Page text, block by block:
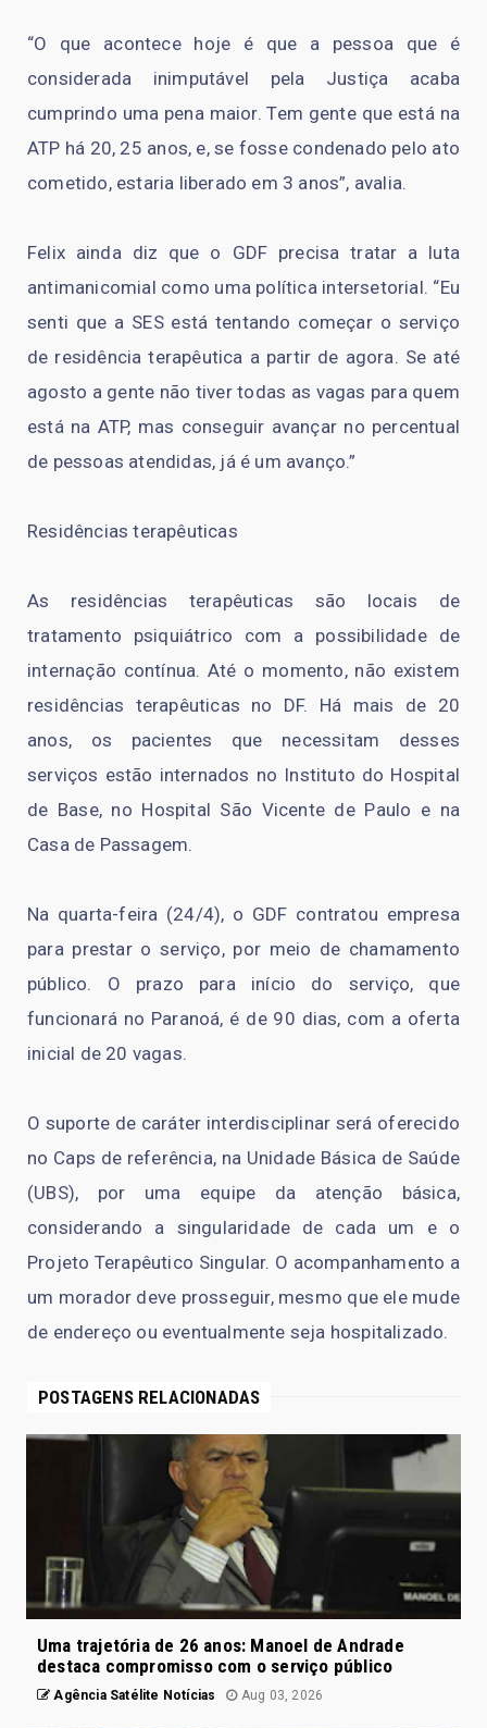
“O que acontece hoje é que a pessoa que é
considerada inimputável pela Justiça acaba
cumprindo uma pena maior. Tem gente que está na
ATP há 20, 25 anos, e, se fosse condenado pelo ato
cometido, estaria liberado em 3 anos”, avalia.
Felix ainda diz que o GDF precisa tratar a luta
antimanicomial como uma política intersetorial. “Eu
senti que a SES está tentando começar o serviço
de residência terapêutica a partir de agora. Se até
agosto a gente não tiver todas as vagas para quem
está na ATP, mas conseguir avançar no percentual
de pessoas atendidas, já é um avanço.”
Residências terapêuticas
As residências terapêuticas são locais de
tratamento psiquiátrico com a possibilidade de
internação contínua. Até o momento, não existem
residências terapêuticas no DF. Há mais de 20
anos, os pacientes que necessitam desses
serviços estão internados no Instituto do Hospital
de Base, no Hospital São Vicente de Paulo e na
Casa de Passagem.
Na quarta-feira (24/4), o GDF contratou empresa
para prestar o serviço, por meio de chamamento
público. O prazo para início do serviço, que
funcionará no Paranoá, é de 90 dias, com a oferta
inicial de 20 vagas.
O suporte de caráter interdisciplinar será oferecido
no Caps de referência, na Unidade Básica de Saúde
(UBS), por uma equipe da atenção básica,
considerando a singularidade de cada um e o
Projeto Terapêutico Singular. O acompanhamento a
um morador deve prosseguir, mesmo que ele mude
de endereço ou eventualmente seja hospitalizado.
POSTAGENS RELACIONADAS
Uma trajetória de 26 anos: Manoel de Andrade
destaca compromisso com o serviço público
Agência Satélite Notícias Aug 03, 2026